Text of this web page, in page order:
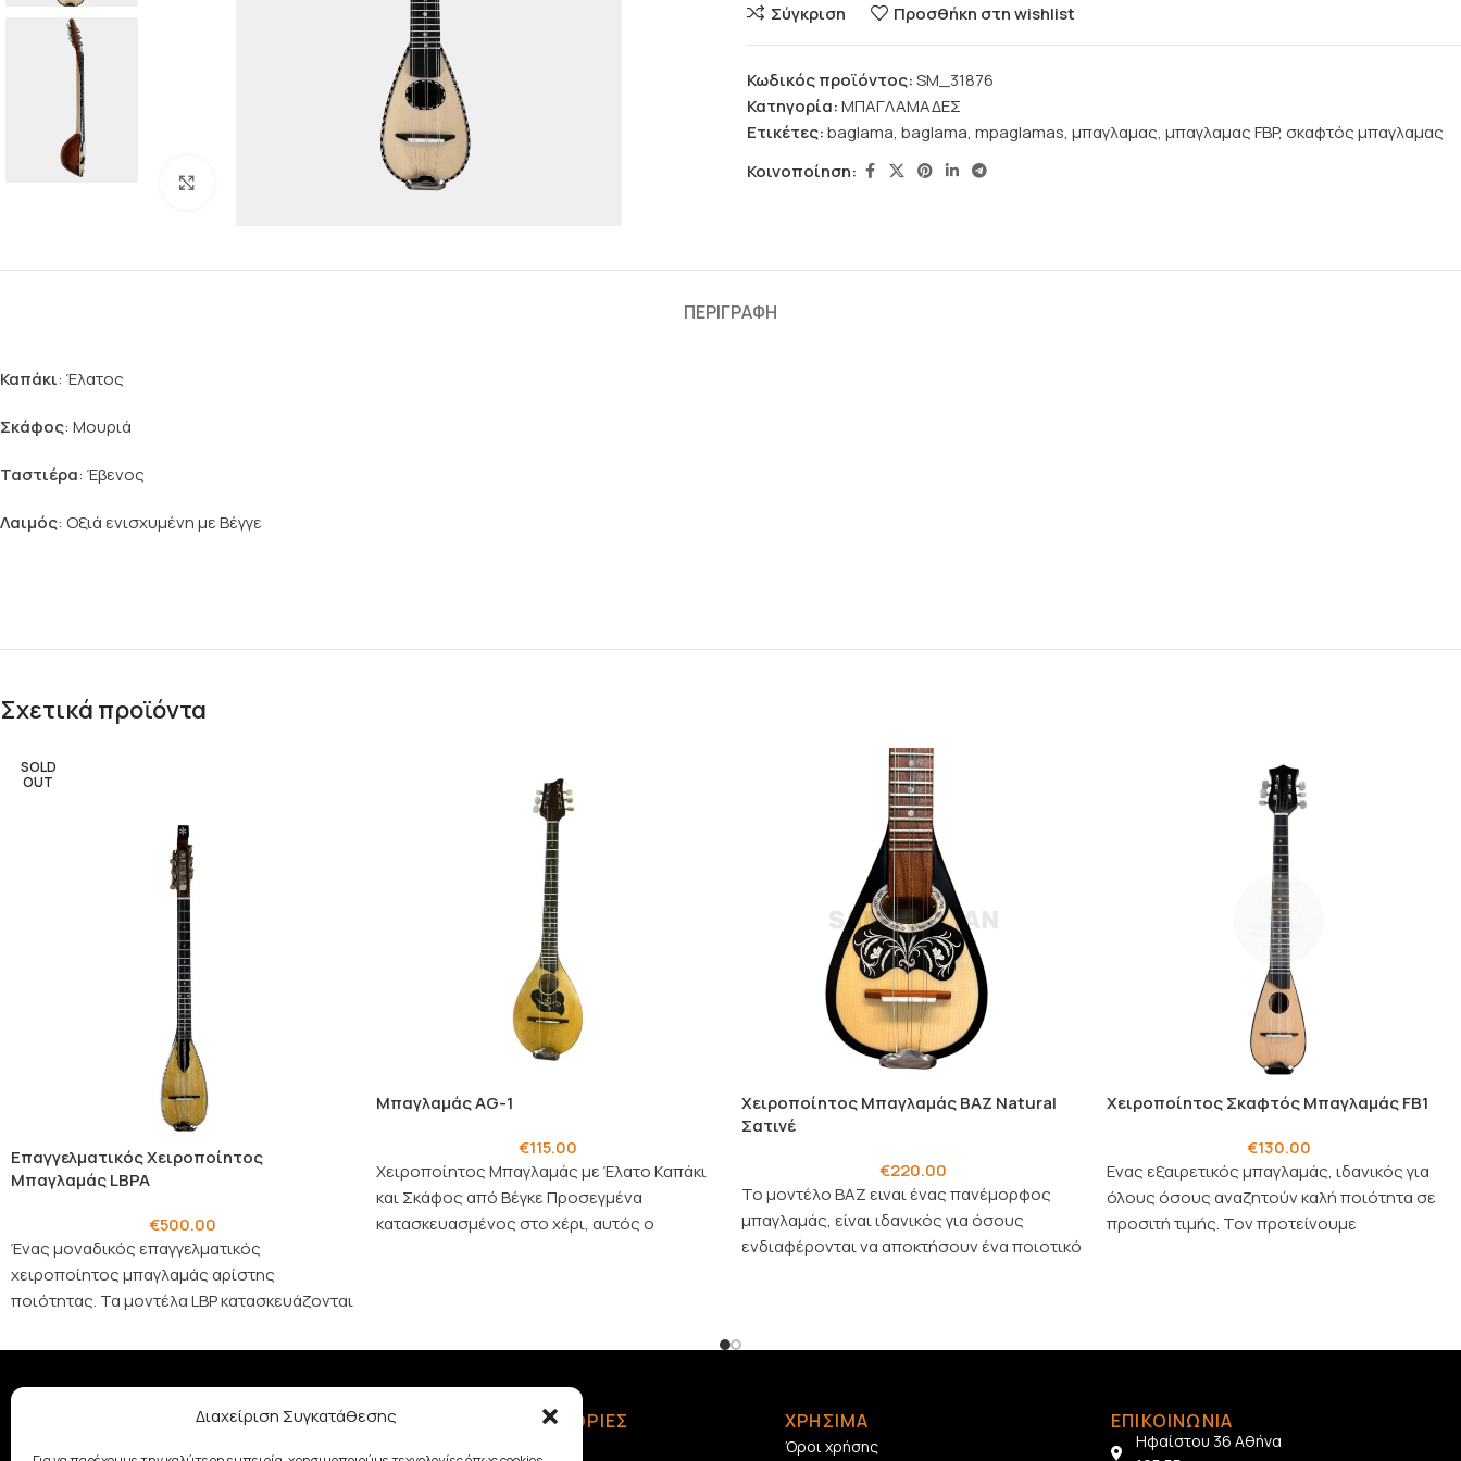
Διαχείριση Συγκατάθεσης
Σύγκριση Προσθήκη στη wishlist
Κωδικός προϊόντος:SM_31876
Κατηγορία:ΜΠΑΓΛΑΜΑΔΕΣ
Ετικέτες:baglama, baglama, mpaglamas, μπαγλαμας, μπαγλαμας FBP, σκαφτός μπαγλαμας
Κοινοποίηση:
ΠΕΡΙΓΡΑΦΉ
Καπάκι: Έλατος
Σκάφος: Μουριά
Ταστιέρα: Έβενος
Λαιμός: Οξιά ενισχυμένη με Βέγγε
Σχετικά προϊόντα
SOLD
OUT
Επαγγελματικός Χειροποίητος
Μπαγλαμάς LBPA
€500.00
Ένας μοναδικός επαγγελματικός
χειροποίητος μπαγλαμάς αρίστης
ποιότητας. Τα μοντέλα LBP κατασκευάζονται
συνήθως μεμονωμένα κομματια.
Μπαγλαμάς AG-1
€115.00
Χειροποίητος Μπαγλαμάς με Έλατο Καπάκι
και Σκάφος από Βέγκε Προσεγμένα
κατασκευασμένος στο χέρι, αυτός ο
Χειροποίητος Μπαγλαμάς BAZ Natural
Σατινέ
€220.00
Το μοντέλο BAZ ειναι ένας πανέμορφος
μπαγλαμάς, είναι ιδανικός για όσους
ενδιαφέρονται να αποκτήσουν ένα ποιοτικό
Χειροποίητος Σκαφτός Μπαγλαμάς FB1
€130.00
Ενας εξαιρετικός μπαγλαμάς, ιδανικός για
όλους όσους αναζητούν καλή ποιότητα σε
προσιτή τιμής. Τον προτείνουμε
ΣΧΕΤΙΚΆ ΜΕ ΕΜΆΣ ΠΛΗΡΟΦΟΡΙΕΣ ΧΡΗΣΙΜΑ
Όροι χρήσης
ΕΠΙΚΟΙΝΩΝΙΑ
Ηφαίστου 36 Αθήνα